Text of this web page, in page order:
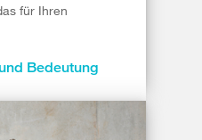
für Ihren
Bedeutung